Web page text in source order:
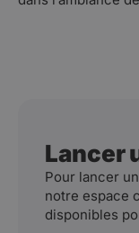
Lancer
Pour lancer
notre espace
disponibles